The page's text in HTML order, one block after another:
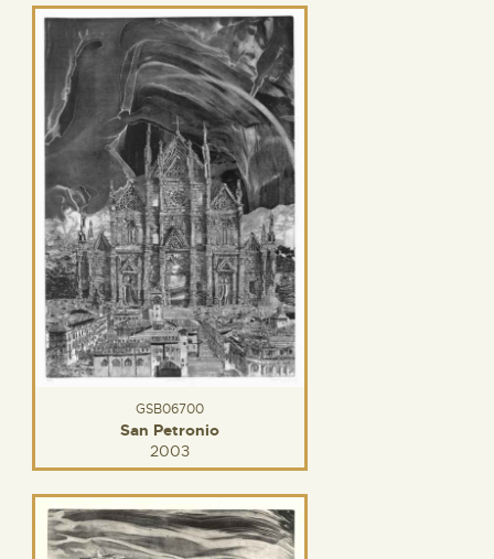
GSB06700
San Petronio
2003